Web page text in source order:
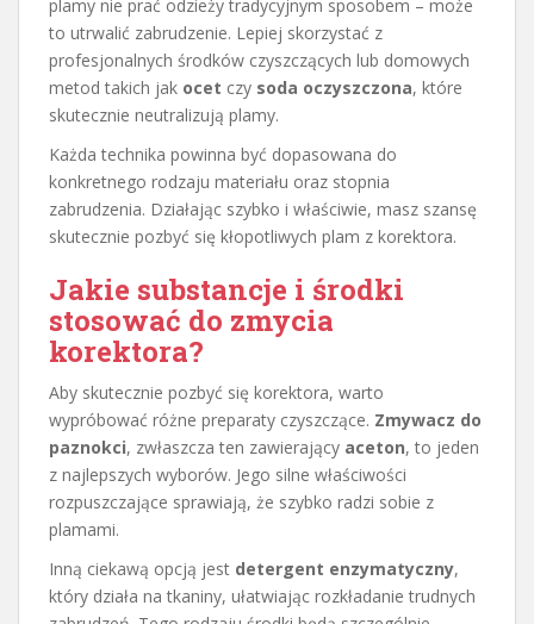
plamy nie prać odzieży tradycyjnym sposobem – może
to utrwalić zabrudzenie. Lepiej skorzystać z
profesjonalnych środków czyszczących lub domowych
metod takich jak ocet czy soda oczyszczona, które
skutecznie neutralizują plamy.
Każda technika powinna być dopasowana do
konkretnego rodzaju materiału oraz stopnia
zabrudzenia. Działając szybko i właściwie, masz szansę
skutecznie pozbyć się kłopotliwych plam z korektora.
Jakie substancje i środki
stosować do zmycia
korektora?
Aby skutecznie pozbyć się korektora, warto
wypróbować różne preparaty czyszczące. Zmywacz do
paznokci, zwłaszcza ten zawierający aceton, to jeden
z najlepszych wyborów. Jego silne właściwości
rozpuszczające sprawiają, że szybko radzi sobie z
plamami.
Inną ciekawą opcją jest detergent enzymatyczny,
który działa na tkaniny, ułatwiając rozkładanie trudnych